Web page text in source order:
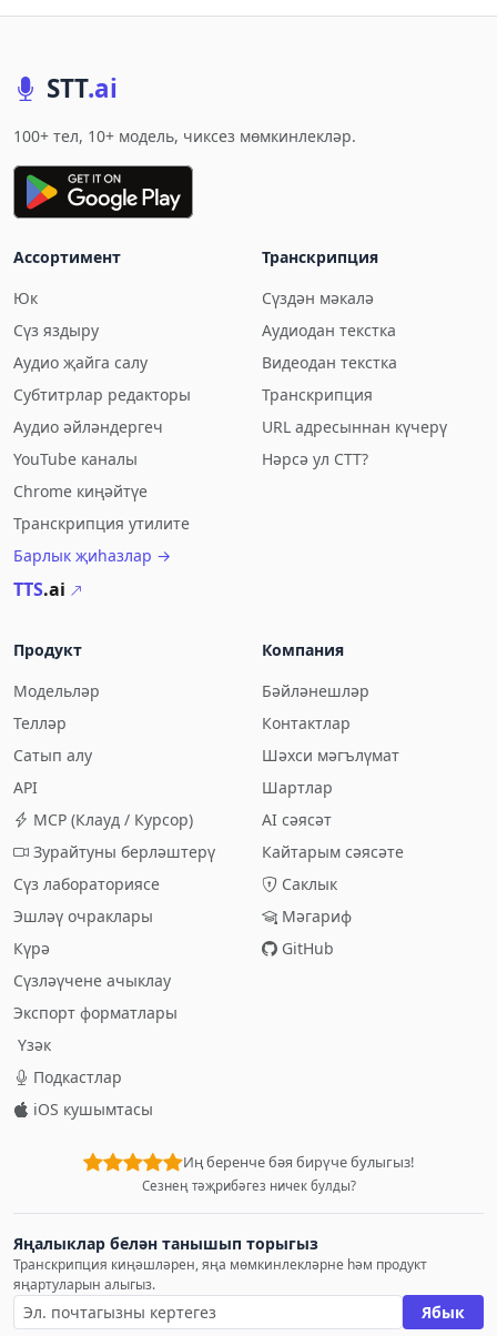
STT.ai
100+ тел, 10+ модель, чиксез мөмкинлекләр.
Ассортимент
Юк
Сүз яздыру
Аудио җайга салу
Субтитрлар редакторы
Аудио әйләндергеч
YouTube каналы
Chrome киңәйтүе
Транскрипция утилите
Барлык җиһазлар →
TTS.ai
Транскрипция
Сүздән мәкалә
Аудиодан текстка
Видеодан текстка
Транскрипция
URL адресыннан күчерү
Нәрсә ул СТТ?
Продукт
Модельләр
Телләр
Сатып алу
API
MCP (Клауд / Курсор)
Зурайтуны берләштерү
Сүз лабораториясе
Эшләү очраклары
Күрә
Сүзләүчене ачыклау
Экспорт форматлары
Үзәк
Подкастлар
iOS кушымтасы
Компания
Бәйләнешләр
Контактлар
Шәхси мәгълүмат
Шартлар
AI сәясәт
Кайтарым сәясәте
Саклык
Мәгариф
GitHub
Иң беренче бәя бирүче булыгыз!
Сезнең тәҗрибәгез ничек булды?
Яңалыклар белән танышып торыгыз
Транскрипция киңәшләрен, яңа мөмкинлекләрне һәм продукт
яңартуларын алыгыз.
Ябык